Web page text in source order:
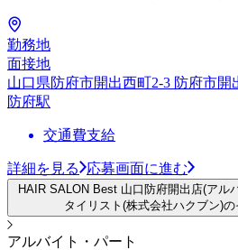
勤務地
面接地
山口県防府市開出西町2-3 防府市開
防府駅
交通費支給
詳細を見る 応募画面に進む
HAIR SALON Best 山口防府開出店(アル
タイリスト(株式会社ハクブン)
アルバイト・パート